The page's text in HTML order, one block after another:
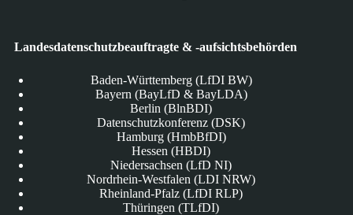
Landesdatenschutzbeauftragte & -aufsichtsbehörden
Baden-Württemberg (LfDI BW)
Bayern (BayLfD & BayLDA)
Berlin (BlnBDI)
Datenschutzkonferenz (DSK)
Hamburg (HmbBfDI)
Hessen (HBDI)
Niedersachsen (LfD NI)
Nordrhein-Westfalen (LDI NRW)
Rheinland-Pfalz (LfDI RLP)
Thüringen (TLfDI)